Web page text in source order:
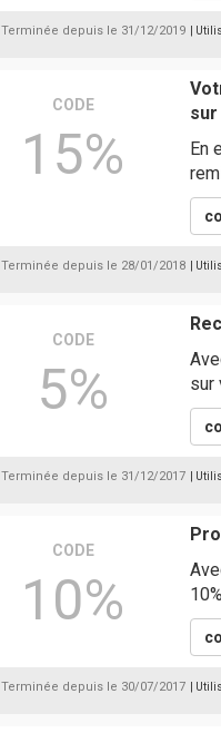
Terminée depuis le 31/12/2019 |
CODE
15%
En
Terminée depuis le 28/01/2018 |
CODE
5%
sur
Terminée depuis le 31/12/2017 |
CODE
10%
Terminée depuis le 30/07/2017 |